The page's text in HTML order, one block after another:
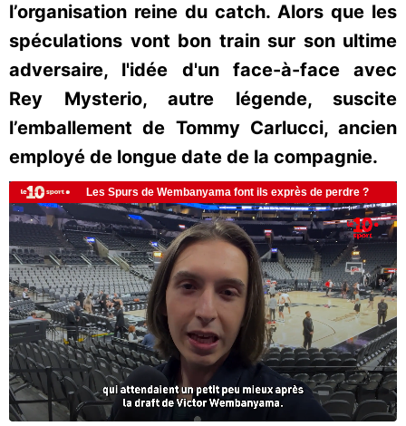
l’organisation reine du catch. Alors que les
spéculations vont bon train sur son ultime
adversaire, l'idée d'un face-à-face avec
Rey Mysterio, autre légende, suscite
l’emballement de Tommy Carlucci, ancien
employé de longue date de la compagnie.